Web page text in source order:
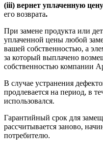
(iii) вернет уплаченную цену
его возврата.
При замене продукта или
уплаченной цены любой
вашей собственностью, а
за который выплачено
собственностью компании
В случае устранения
продлевается на период, в
использовался.
Гарантийный срок для
рассчитывается заново,
потребителю.